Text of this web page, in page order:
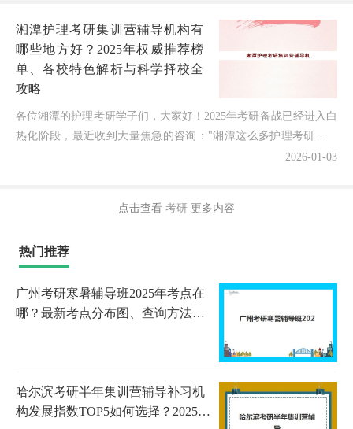
湘潭护理考研集训营辅导机构有
哪些地方好？2025年权威推荐榜
单、各校特色解析与科学择校全
攻略
各位湘潭的护理考研学子们，大家好！2025年考研备战已经进入白
热化阶段，最近收到大量焦急的咨询："湘潭这么多护理考研集训
营和辅导机构，到底哪家教学实力最强？各校特色有什么...2026-01-03
点击查看 考研 更多内容
热门推荐
广州考研寒暑辅导班2025年考点在
哪？最新考点分布图、查询方法与
哈尔滨考研半年集训营辅导补习机
构发展指数TOP5如何选择？2025年